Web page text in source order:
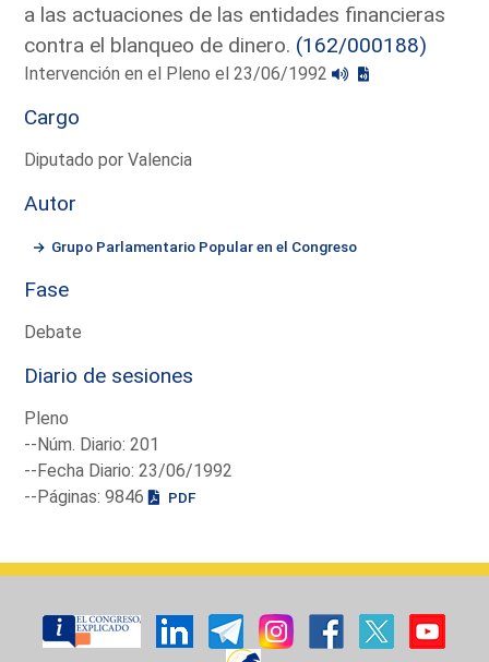
a las actuaciones de las entidades financieras
contra el blanqueo de dinero. (162/000188)
Intervención en el Pleno el 23/06/1992
Cargo
Diputado por Valencia
Autor
Grupo Parlamentario Popular en el Congreso
Fase
Debate
Diario de sesiones
Pleno
--Núm. Diario: 201
--Fecha Diario: 23/06/1992
--Páginas: 9846
PDF